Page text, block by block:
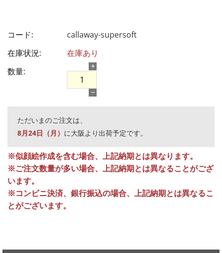
コード:
callaway-supersoft
在庫状況:
在庫あり
数量:
+
−
ただいまのご注文は、
8月24日（月） に大阪より出荷予定です。
※似顔絵作成を含む場合、上記納期とは異なります。
※ご注文数量が多い場合、上記納期とは異なることがござ
います。
※コンビニ決済、銀行振込の場合、上記納期とは異なるこ
とがございます。